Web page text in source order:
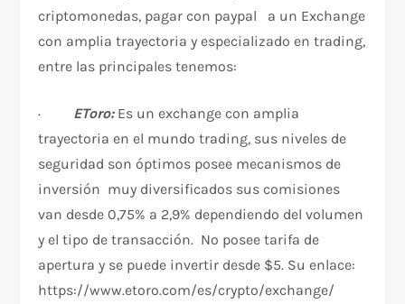
criptomonedas, pagar con paypal a un Exchange
con amplia trayectoria y especializado en trading,
entre las principales tenemos:
· EToro:Es un exchange con amplia
trayectoria en el mundo trading, sus niveles de
seguridad son óptimos posee mecanismos de
inversión muy diversificados sus comisiones
van desde 0,75% a 2,9% dependiendo del volumen
y el tipo de transacción. No posee tarifa de
apertura y se puede invertir desde $5. Su enlace:
https://www.etoro.com/es/crypto/exchange/